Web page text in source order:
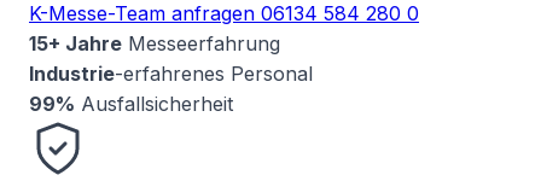
K-Messe-Team anfragen 06134 584 280 0
15+ Jahre Messeerfahrung
Industrie-erfahrenes Personal
99% Ausfallsicherheit